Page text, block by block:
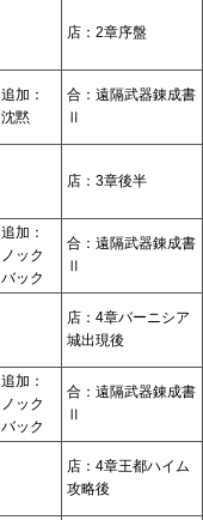
店：2章序盤
追加：
沈黙
合：遠隔武器錬成書
Ⅱ
店：3章後半
追加：
ノック
バック
合：遠隔武器錬成書
Ⅱ
店：4章バーニシア
城出現後
追加：
ノック
バック
合：遠隔武器錬成書
Ⅱ
店：4章王都ハイム
攻略後